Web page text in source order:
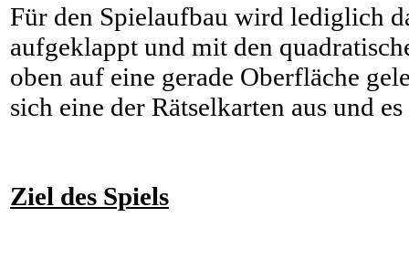
Für den Spielaufbau wird lediglich
aufgeklappt und mit den
oben auf eine gerade Oberfläche
sich eine der Rätselkarten aus und
Ziel des Spiels